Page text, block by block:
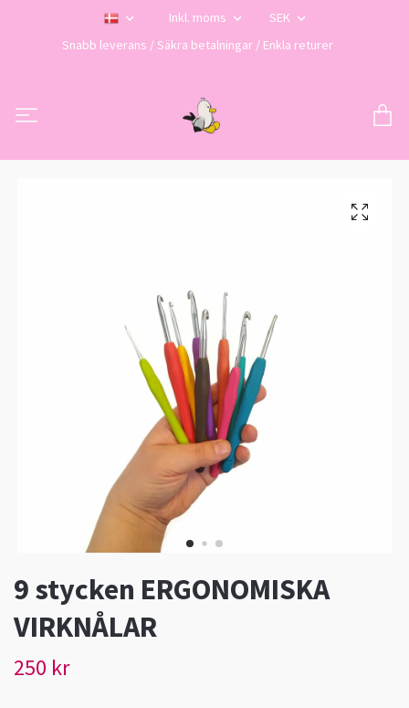
Inkl. moms
SEK
Snabb leverans / Säkra betalningar / Enkla returer
9 stycken ERGONOMISKA
VIRKNÅLAR
250 kr